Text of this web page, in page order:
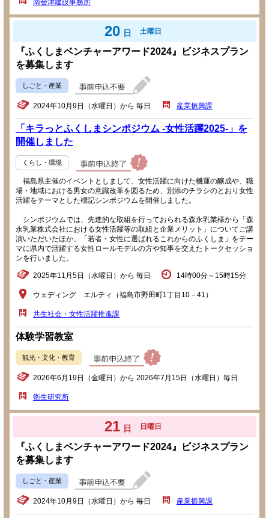
南会津建設事務所
20 日 土曜日
『ふくしまベンチャーアワード2024』ビジネスプラン
を募集します
しごと・産業
2024年10月9日（水曜日）から 毎日 産業振興課
「キラっとふくしまシンポジウム -女性活躍2025-」を
開催しました
くらし・環境
福島県主催のイベントとしまして、女性活躍に向けた機運の醸成や、職
場・地域における男女の意識改革を図るため、別添のチラシのとおり女性
活躍をテーマとした標記シンポジウムを開催しました。
シンポジウムでは、先進的な取組を行っておられる森永乳業様から「森
永乳業株式会社における女性活躍等の取組と企業メリット」についてご講
演いただいたほか、「若者・女性に選ばれるこれからのふくしま」をテー
マに県内で活躍する女性ロールモデルの方や知事を交えたトークセッショ
ンを行いました。
2025年11月5日（水曜日）から 毎日 14時00分～15時15分
ウェディング エルティ（福島市野田町1丁目10－41）
共生社会・女性活躍推進課
体験学習教室
観光・文化・教育
2026年6月19日（金曜日）から 2026年7月15日（水曜日）毎日
衛生研究所
21 日 日曜日
『ふくしまベンチャーアワード2024』ビジネスプラン
を募集します
しごと・産業
2024年10月9日（水曜日）から 毎日 産業振興課